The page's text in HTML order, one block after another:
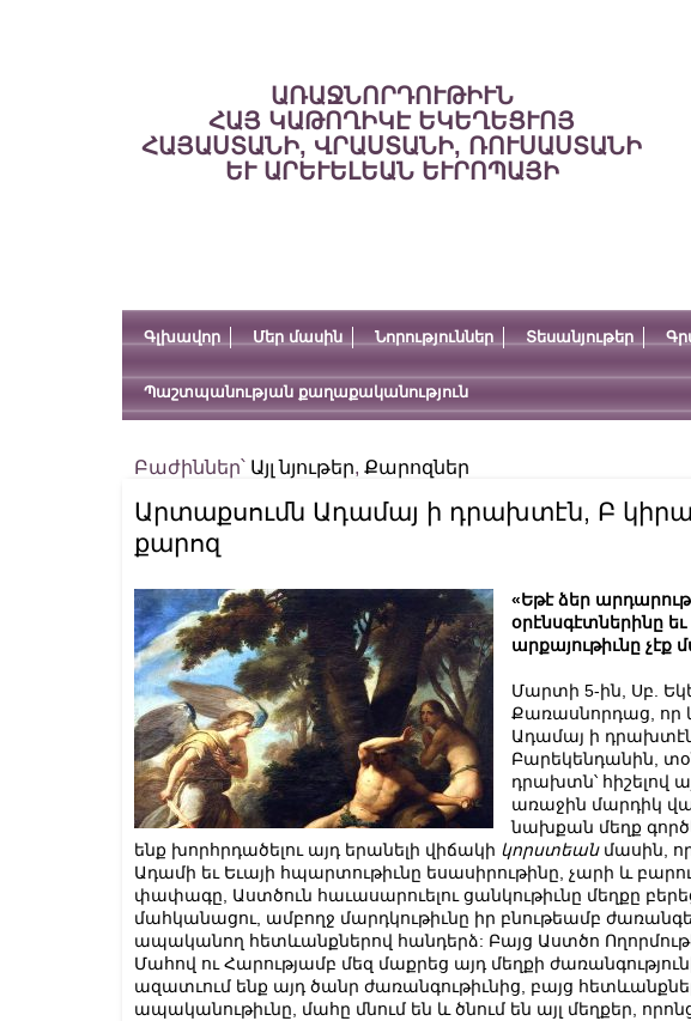
ԱՌԱՋՆՈՐԴՈՒԹԻՒՆ
ՀԱՅ ԿԱԹՈՂԻԿԷ ԵԿԵՂԵՑՒՈՅ
ՀԱՅԱՍՏԱՆԻ, ՎՐԱՍՏԱՆԻ, ՌՈՒՍԱՍՏԱՆԻ
ԵՒ ԱՐԵՒԵԼԵԱՆ ԵՒՐՈՊԱՅԻ
Գլխավոր Մեր մասին Նորություններ Տեսանյութեր
Պաշտպանության քաղաքականություն
Բաժիններ՝ Այլ նյութեր, Քարոզներ
Արտաքսումն Ադամայ ի դրախտէն, Բ
քարոզ
«Եթէ ձեր
օրէնսգէտներինը
արքայութիւնը չէք
Մարտի 5-ին, Սբ.
Քառասնորդաց, որ
Ադամայ ի
Բարեկենդանին,
դրախտն՝ հիշելով
առաջին մարդիկ
նախքան մեղք
ենք խորհրդածելու այդ երանելի վիճակի կորստեանմասին,
Ադամի եւ Եւայի հպարտութիւնը եսասիրութինը, չարի և
փափագը, Աստծուն հաւասարուելու ցանկութիւնը մեղքը
մահկանացու, ամբողջ մարդկութիւնը իր բնութեամբ
ապականող հետևանքներով հանդերձ: Բայց Աստծո
Մահով ու Հարությամբ մեզ մաքրեց այդ մեղքի
ազատւում ենք այդ ծանր ժառանգութիւնից, բայց
ապականութիւնը, մահը մնում են և ծնում են այլ մեղքեր,